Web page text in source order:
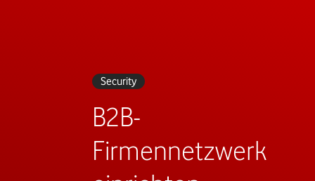
Security
B2B-
Firmennetzwerk